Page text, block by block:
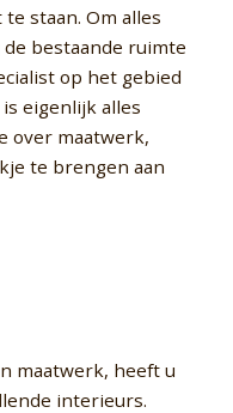
staan. Om alles
bestaande ruimte
op het gebied
eigenlijk alles
over maatwerk,
te brengen aan
maatwerk, heeft u
interieurs.